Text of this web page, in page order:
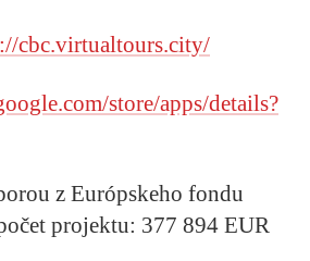
cbc.virtualtours.city/
store/apps/details?
z Európskeho fondu
projektu: 377 894 EUR